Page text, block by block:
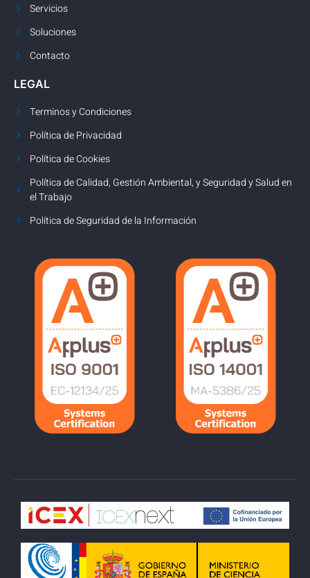
Servicios
Soluciones
Contacto
LEGAL
Terminos y Condiciones
Política de Privacidad
Política de Cookies
Política de Calidad, Gestión Ambiental, y Seguridad y Salud en
el Trabajo
Política de Seguridad de la Información